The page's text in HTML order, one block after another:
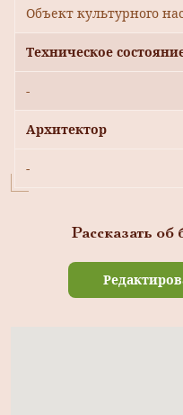
Объект культурного
Техническое
-
Архитектор
-
Рассказать об